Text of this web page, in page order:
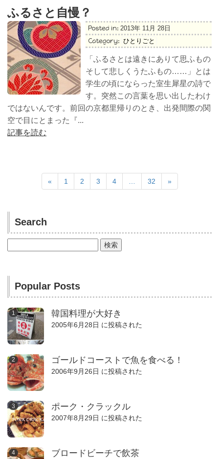
ふるさと自慢？
Posted in: 2013年 11月 28日
Category: ひとりごと
「ふるさとは遠きにありて思ふもの
そして悲しくうたふもの……」とは
学生の頃にならった室生犀星の詩で
す。突然この言葉を思い出したわけ
ではないんです。前回の京都里帰りのとき、出発間際の関
空で目にとまった『...
記事を読む
« 1 2 3 4 … 32 »
Search
索:
Popular Posts
韓国料理が大好き
2005年6月28日 に投稿された
ゴールドコーストで魚を食べる！
2006年9月26日 に投稿された
ポーク・クラックル
2007年8月29日 に投稿された
ブロードビーチで飲茶